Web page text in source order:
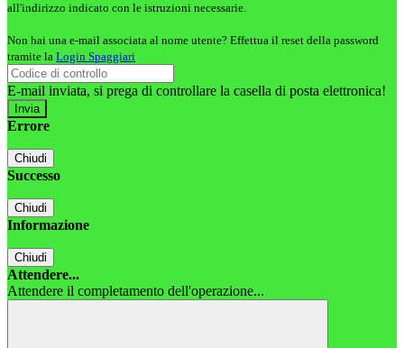
all'indirizzo indicato con le istruzioni necessarie.
Non hai una e-mail associata al nome utente? Effettua il reset della password
tramite la Login Spaggiari
E-mail inviata, si prega di controllare la casella di posta elettronica!
Errore
Chiudi
Successo
Chiudi
Informazione
Chiudi
Attendere...
Attendere il completamento dell'operazione...